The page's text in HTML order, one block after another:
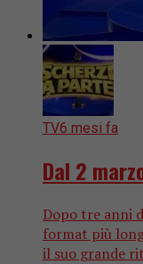
TV6 mesi fa
Dal 2
Dopo tre anni
format più
il suo grande